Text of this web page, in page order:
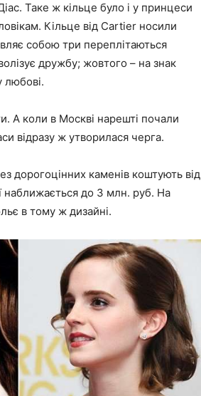
Таке ж кільце було і у принцеси
Кільце від Cartier носили
собою три переплітаються
дружбу; жовтого – на знак
любові.
А коли в Москві нарешті почали
відразу ж утворилася черга.
дорогоцінних каменів коштують від
наближається до 3 млн. руб. На
в тому ж дизайні.